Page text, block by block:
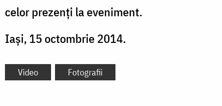
celor prezenți la eveniment.
Iași, 15 octombrie 2014.
Video Fotografii